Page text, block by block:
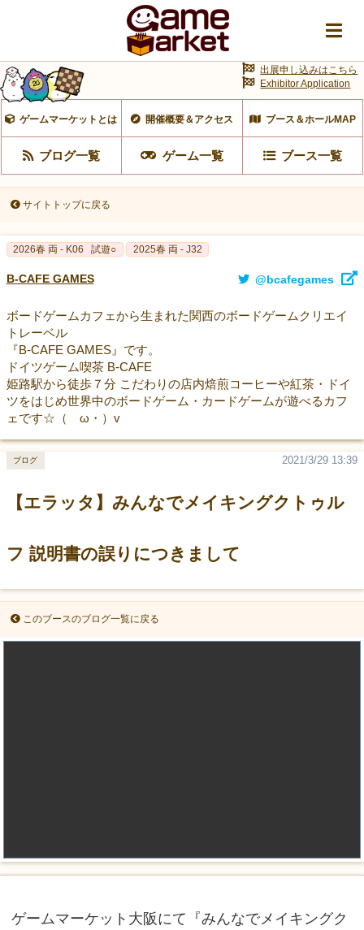
ゲームマーケットとは 開催概要＆アクセス ブース＆ホールMAP
ブログ一覧 ゲーム一覧 ブース一覧
出展申し込みはこちら
Exhibitor Application
サイトトップに戻る
2026春 両 - K06 試遊○ 2025春 両 - J32
B-CAFE GAMES @bcafegames
ボードゲームカフェから生まれた関西のボードゲームクリエイ
トレーベル
『B-CAFE GAMES』です。
ドイツゲーム喫茶 B-CAFE
姫路駅から徒歩７分 こだわりの店内焙煎コーヒーや紅茶・ドイ
ツをはじめ世界中のボードゲーム・カードゲームが遊べるカフ
ェです☆（ゝω・）v
【エラッタ】みんなでメイキングクトゥル
フ 説明書の誤りにつきまして
2021/3/29 13:39
ブログ
このブースのブログ一覧に戻る
ゲームマーケット大阪にて『みんなでメイキングク